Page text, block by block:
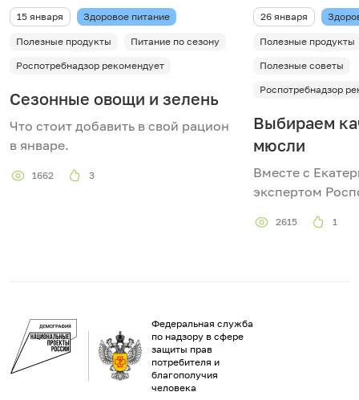
15 января Здоровое питание
Полезные продукты
Питание по сезону
Роспотребнадзор рекомендует
Сезонные овощи и зелень
Что стоит добавить в свой рацион
в январе.
1662 3
26 января
Полезные продукты
Полезные советы
Роспотребнадзор
Выбираем
мюсли
Вместе с
экспертом
2615 1
Федеральная служба
по надзору в сфере
защиты прав
потребителя и
благополучия
человека